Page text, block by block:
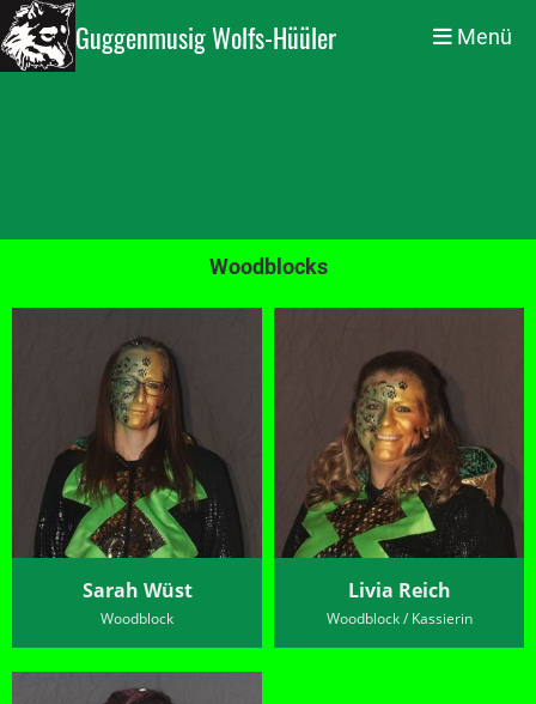
Guggenmusig Wolfs-Hüüler Menü
Woodblocks
Sarah Wüst
Woodblock
Livia Reich
Woodblock / Kassierin